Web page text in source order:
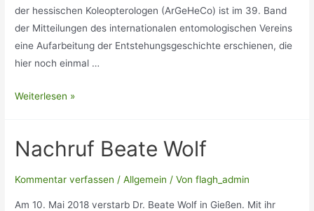
der hessischen Koleopterologen (ArGeHeCo) ist im 39. Band
der Mitteilungen des internationalen entomologischen Vereins
eine Aufarbeitung der Entstehungsgeschichte erschienen, die
hier noch einmal …
Die
Arbeitsgemeinschaft
Koleopterologen
im
Weiterlesen »
Nachruf Beate Wolf
Kommentar verfassen /Allgemein / Vonflagh_admin
Am 10. Mai 2018 verstarb Dr. Beate Wolf in Gießen. Mit ihr